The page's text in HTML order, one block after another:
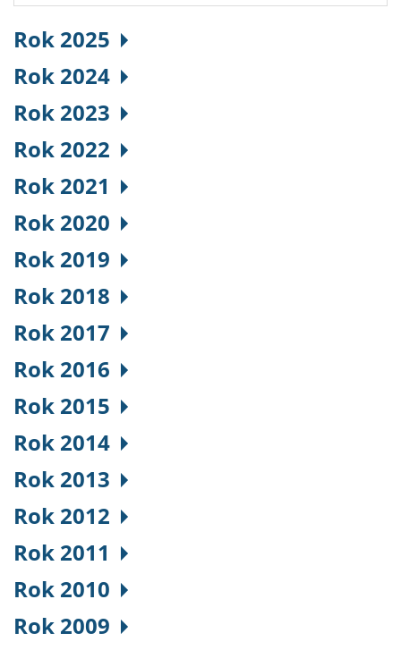
Rok 2025
Rok 2024
Rok 2023
Rok 2022
Rok 2021
Rok 2020
Rok 2019
Rok 2018
Rok 2017
Rok 2016
Rok 2015
Rok 2014
Rok 2013
Rok 2012
Rok 2011
Rok 2010
Rok 2009